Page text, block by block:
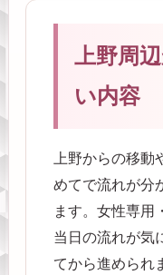
上野周
い内容
上野からの移
めてで流れが分
ます。女性専用
当日の流れが気
てから進められ